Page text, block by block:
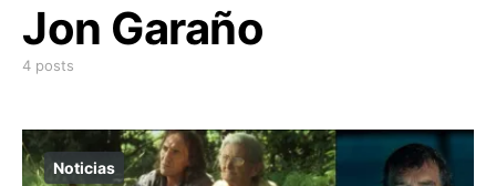
Jon Garaño
4 posts
Noticias